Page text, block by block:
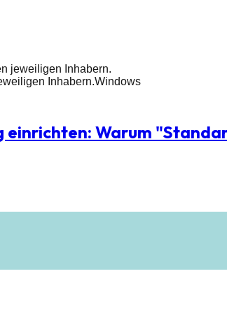
jeweiligen Inhabern.
Inhabern.Windows
einrichten: Warum